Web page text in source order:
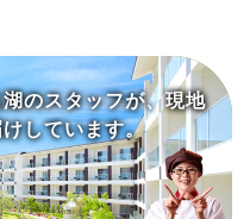
のスタッフが、現地
しています。